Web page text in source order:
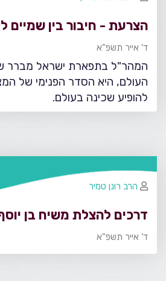
הצרעת - חיבור בין שמיים
ד' אייר תשפ"א
המהר"ל בתפארת ישראל מברר
העולם, היא הסדר הפנימי של
להופיע שכינה בעולם.
דרכים להצלת משיח בן
ד' אייר תשפ"א
הרב רונן טמיר